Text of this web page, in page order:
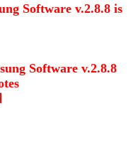
Software v.2.8.8 is
Software v.2.8.8